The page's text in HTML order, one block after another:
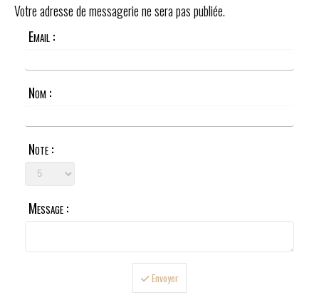
Votre adresse de messagerie ne sera pas publiée.
Email :
Nom :
Note :
Message :
Envoyer